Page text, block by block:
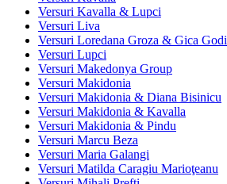
Versuri Kavalla & Lupci
Versuri Liva
Versuri Loredana Groza & Gica Godi
Versuri Lupci
Versuri Makedonya Group
Versuri Makidonia
Versuri Makidonia & Diana Bisinicu
Versuri Makidonia & Kavalla
Versuri Makidonia & Pindu
Versuri Marcu Beza
Versuri Maria Galangi
Versuri Matilda Caragiu Marioţeanu